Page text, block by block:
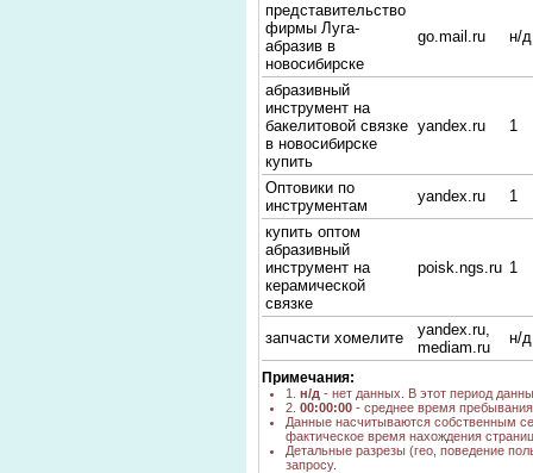
представительство
фирмы Луга-
абразив в
новосибирске
go.mail.ru н/д
абразивный
инструмент на
бакелитовой связке
в новосибирске
купить
yandex.ru 1
Оптовики по
инструментам
yandex.ru
1
купить оптом
абразивный
инструмент на
керамической
связке
poisk.ngs.ru 1
запчасти хомелите
yandex.ru,
mediam.ru
н/д
Примечания:
1. н/д - нет данных. В этот период
2. 00:00:00 - среднее время
Данные насчитываются собственным
фактическое время нахождения
Детальные разрезы (гео, поведение
запросу.